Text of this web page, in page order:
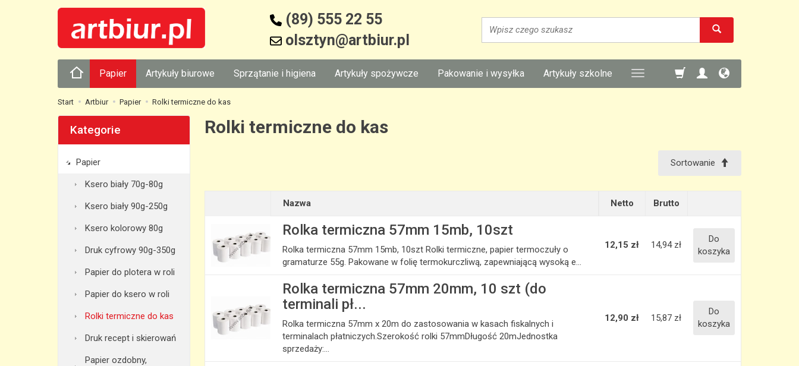
(89) 555 22 55
olsztyn@artbiur.pl
Papier Artykuły biurowe Sprzątanie i higiena Artykuły spożywcze Pakowanie i wysyłka Artykuły szkolne
Start Artbiur Papier Rolki termiczne do kas
Rolki termiczne do kas
Sortowanie
Rolka termiczna 57mm 15mb, 10szt
Rolka termiczna 57mm 15mb, 10szt Rolki termiczne, papier termoczuły o
gramaturze 55g. Pakowane w folię termokurczliwą, zapewniającą wysoką e...
12,15 zł 14,94 zł
Do
koszyka
Rolka termiczna 57mm 20mm, 10 szt (do
terminali pł...
Rolka termiczna 57mm x 20m do zastosowania w kasach fiskalnych i
terminalach płatniczych.Szerokość rolki 57mmDługość 20mJednostka
sprzedaży:...
12,90 zł 15,87 zł
Do
koszyka
Nazwa Netto Brutto
Kategorie
Papier
Ksero biały 70g-80g
Ksero biały 90g-250g
Ksero kolorowy 80g
Druk cyfrowy 90g-350g
Papier do plotera w roli
Papier do ksero w roli
Rolki termiczne do kas
Druk recept i skierowań
Papier ozdobny,